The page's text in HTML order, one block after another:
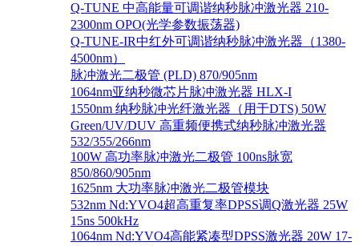
Q-TUNE 中高能量可调谐纳秒脉冲激光器 210-
2300nm OPO(光学参数振荡器)
Q-TUNE-IR中红外可调谐纳秒脉冲激光器（1380-
4500nm）
脉冲激光二极管 (PLD) 870/905nm
1064nm亚纳秒微芯片脉冲激光器 HLX-I
1550nm 纳秒脉冲光纤激光器（用于DTS) 50W
Green/UV/DUV 高重频便携式纳秒脉冲激光器
532/355/266nm
100W 高功率脉冲激光二极管 100ns脉宽
850/860/905nm
1625nm 大功率脉冲激光二极管模块
532nm Nd:YVO4超高重复率DPSS调Q激光器 25W
15ns 500kHz
1064nm Nd:YVO4高能紧凑型DPSS激光器 20W 17-